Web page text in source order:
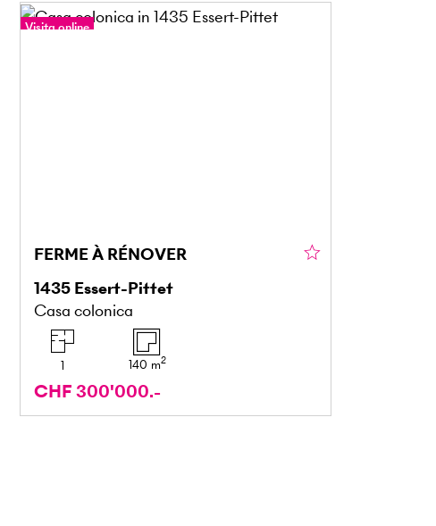
Visita online
FERME À RÉNOVER
1435 Essert-Pittet
Casa colonica
1 140 m2
CHF 300'000.-